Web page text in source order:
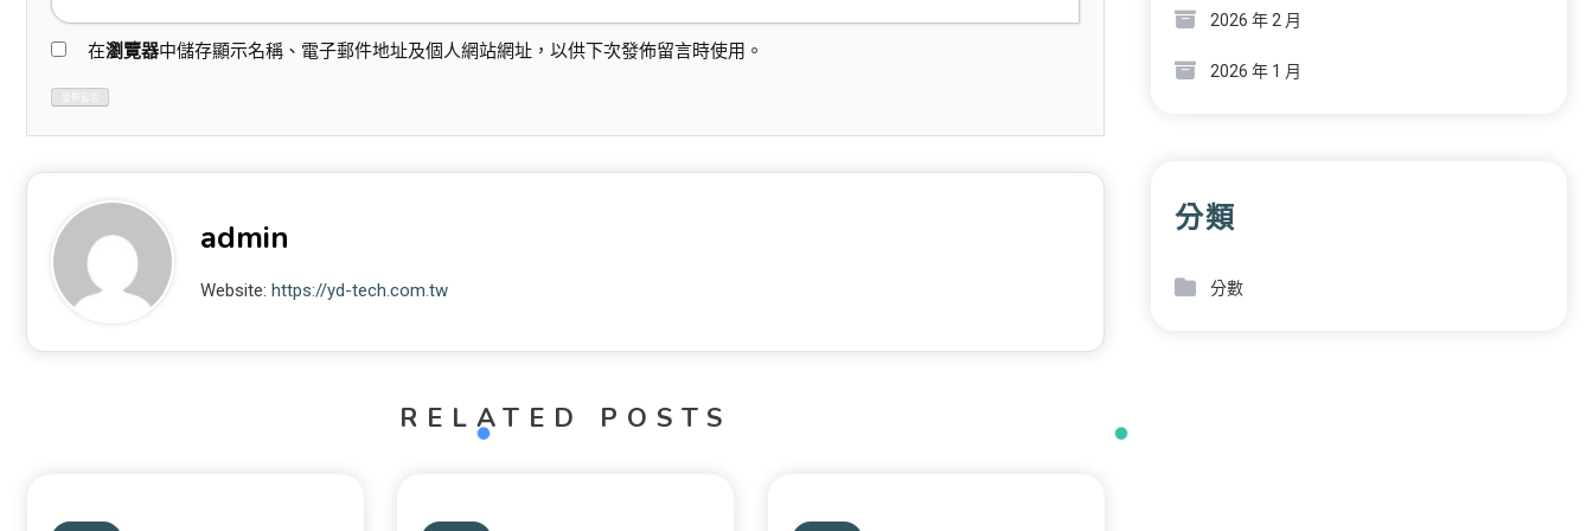
在瀏覽器中儲存顯示名稱、電子郵件地址及個人網站網址，以供下次發佈留言時使用。
admin
Website: https://yd-tech.com.tw
RELATED POSTS
2026 年 2 月
2026 年 1 月
分類
分數